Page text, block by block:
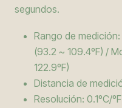
segundos.
Rango de
(93.2 ~ 109.4ºF) /
122.9ºF)
Distancia de
Resolución: 0.1ºC/ºF